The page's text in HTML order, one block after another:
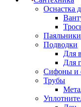
Оснастка
Подводки
Для
Для
Сифоны и
Трубы